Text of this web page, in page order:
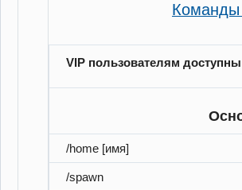
Команды
VIP пользователям
/home [имя]
/spawn